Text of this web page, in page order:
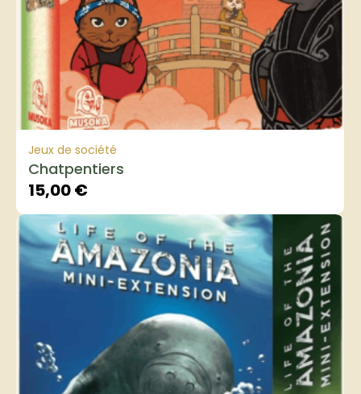
Jeux de société
Chatpentiers
15,00€